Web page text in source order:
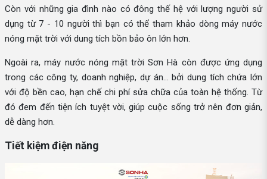
Còn với những gia đình nào có đông thế hệ với lượng người sử
dụng từ 7 - 10 người thì bạn có thể tham khảo dòng máy nước
nóng mặt trời với dung tích bồn bảo ôn lớn hơn.
Ngoài ra, máy nước nóng mặt trời Sơn Hà còn được ứng dụng
trong các công ty, doanh nghiệp, dự án... bởi dung tích chứa lớn
với độ bền cao, hạn chế chi phí sửa chữa của toàn hệ thống. Từ
đó đem đến tiện ích tuyệt vời, giúp cuộc sống trở nên đơn giản,
dễ dàng hơn.
Tiết kiệm điện năng